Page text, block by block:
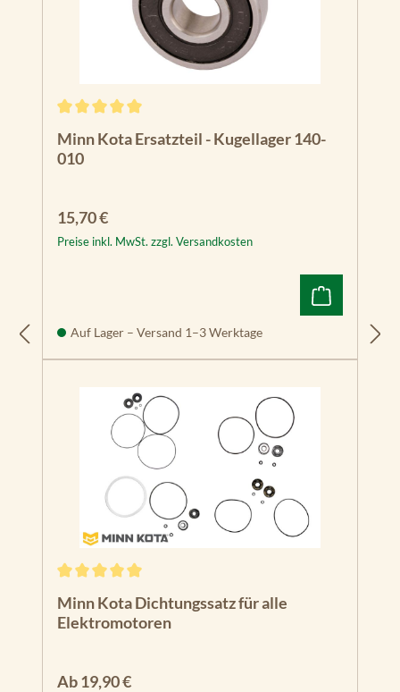
Minn Kota Ersatzteil - Kugellager 140-
010
Regulärer Preis:
15,70 €
Preise inkl. MwSt. zzgl. Versandkosten
Auf Lager – Versand 1–3 Werktage
Minn Kota Dichtungssatz für alle
Elektromotoren
Regulärer Preis:
Ab19,90 €